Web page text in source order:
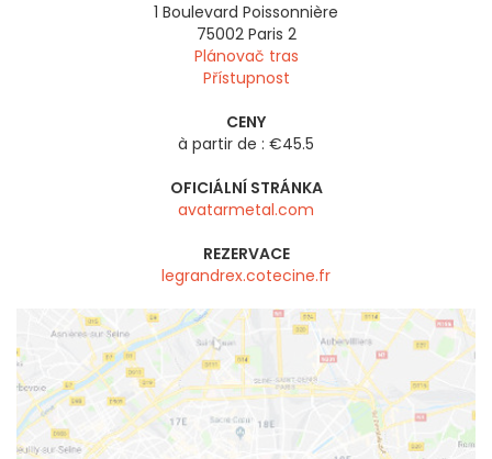
1 Boulevard Poissonnière
75002 Paris 2
Plánovač tras
Přístupnost
CENY
à partir de : €45.5
OFICIÁLNÍ STRÁNKA
avatarmetal.com
REZERVACE
legrandrex.cotecine.fr